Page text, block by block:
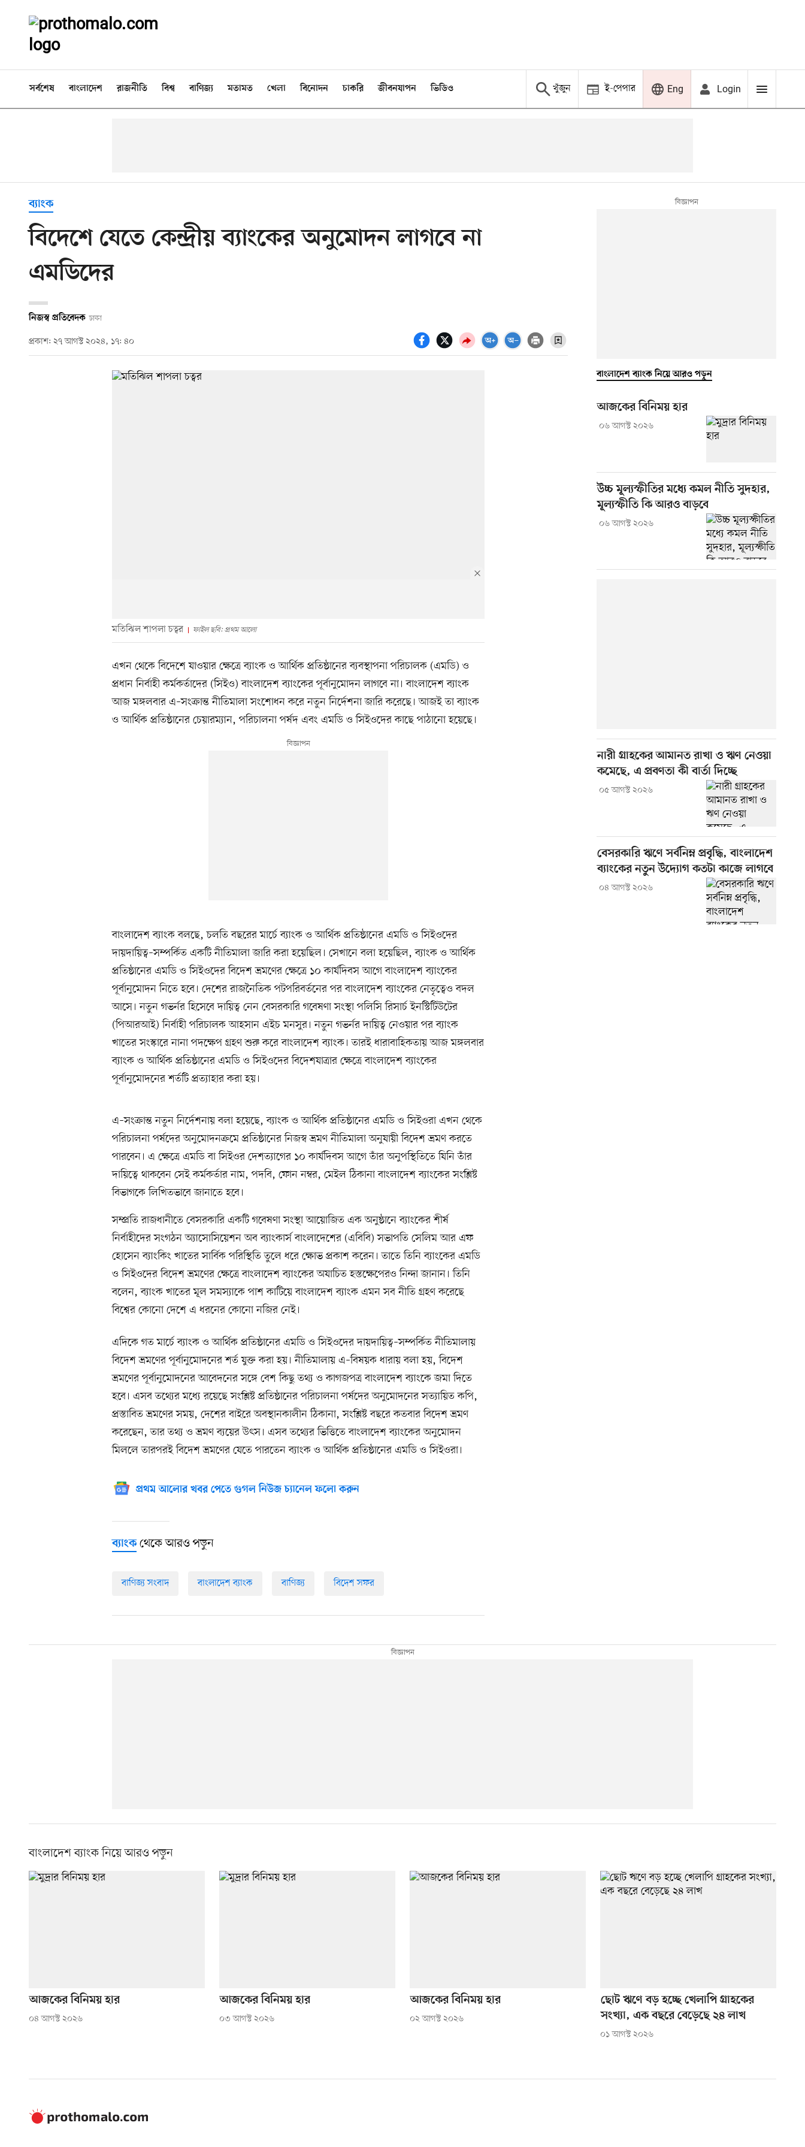
সর্বশেষ বাংলাদেশ রাজনীতি বিশ্ব বাণিজ্য মতামত খেলা বিনোদন চাকরি জীবনযাপন ভিডিও খুঁজুন ই-পেপার Eng Login
ব্যাংক
বিদেশে যেতে কেন্দ্রীয় ব্যাংকের অনুমোদন লাগবে না
এমডিদের
নিজস্ব প্রতিবেদক ঢাকা
প্রকাশ: ২৭ আগস্ট ২০২৪, ১৭: ৪০
মতিঝিল শাপলা চত্বর ফাইল ছবি: প্রথম আলো
এখন থেকে বিদেশে যাওয়ার ক্ষেত্রে ব্যাংক ও আর্থিক প্রতিষ্ঠানের ব্যবস্থাপনা পরিচালক (এমডি) ও
প্রধান নির্বাহী কর্মকর্তাদের (সিইও) বাংলাদেশ ব্যাংকের পূর্বানুমোদন লাগবে না। বাংলাদেশ ব্যাংক
আজ মঙ্গলবার এ–সংক্রান্ত নীতিমালা সংশোধন করে নতুন নির্দেশনা জারি করেছে। আজই তা ব্যাংক
ও আর্থিক প্রতিষ্ঠানের চেয়ারম্যান, পরিচালনা পর্ষদ এবং এমডি ও সিইওদের কাছে পাঠানো হয়েছে।
বাংলাদেশ ব্যাংক বলছে, চলতি বছরের মার্চে ব্যাংক ও আর্থিক প্রতিষ্ঠানের এমডি ও সিইওদের
দায়দায়িত্ব–সম্পর্কিত একটি নীতিমালা জারি করা হয়েছিল। সেখানে বলা হয়েছিল, ব্যাংক ও আর্থিক
প্রতিষ্ঠানের এমডি ও সিইওদের বিদেশ ভ্রমণের ক্ষেত্রে ১০ কার্যদিবস আগে বাংলাদেশ ব্যাংকের
পূর্বানুমোদন নিতে হবে। দেশের রাজনৈতিক পটপরিবর্তনের পর বাংলাদেশ ব্যাংকের নেতৃত্বেও বদল
আসে। নতুন গভর্নর হিসেবে দায়িত্ব নেন বেসরকারি গবেষণা সংস্থা পলিসি রিসার্চ ইনস্টিটিউটের
(পিআরআই) নির্বাহী পরিচালক আহসান এইচ মনসুর। নতুন গভর্নর দায়িত্ব নেওয়ার পর ব্যাংক
খাতের সংস্কারে নানা পদক্ষেপ গ্রহণ শুরু করে বাংলাদেশ ব্যাংক। তারই ধারাবাহিকতায় আজ মঙ্গলবার
ব্যাংক ও আর্থিক প্রতিষ্ঠানের এমডি ও সিইওদের বিদেশযাত্রার ক্ষেত্রে বাংলাদেশ ব্যাংকের
পূর্বানুমোদনের শর্তটি প্রত্যাহার করা হয়।
এ–সংক্রান্ত নতুন নির্দেশনায় বলা হয়েছে, ব্যাংক ও আর্থিক প্রতিষ্ঠানের এমডি ও সিইওরা এখন থেকে
পরিচালনা পর্ষদের অনুমোদনক্রমে প্রতিষ্ঠানের নিজস্ব ভ্রমণ নীতিমালা অনুযায়ী বিদেশ ভ্রমণ করতে
পারবেন। এ ক্ষেত্রে এমডি বা সিইওর দেশত্যাগের ১০ কার্যদিবস আগে তাঁর অনুপস্থিতিতে যিনি তাঁর
দায়িত্বে থাকবেন সেই কর্মকর্তার নাম, পদবি, ফোন নম্বর, মেইল ঠিকানা বাংলাদেশ ব্যাংকের সংশ্লিষ্ট
বিভাগকে লিখিতভাবে জানাতে হবে।
সম্প্রতি রাজধানীতে বেসরকারি একটি গবেষণা সংস্থা আয়োজিত এক অনুষ্ঠানে ব্যাংকের শীর্ষ
নির্বাহীদের সংগঠন অ্যাসোসিয়েশন অব ব্যাংকার্স বাংলাদেশের (এবিবি) সভাপতি সেলিম আর এফ
হোসেন ব্যাংকিং খাতের সার্বিক পরিস্থিতি তুলে ধরে ক্ষোভ প্রকাশ করেন। তাতে তিনি ব্যাংকের এমডি
ও সিইওদের বিদেশ ভ্রমণের ক্ষেত্রে বাংলাদেশ ব্যাংকের অযাচিত হস্তক্ষেপেরও নিন্দা জানান। তিনি
বলেন, ব্যাংক খাতের মূল সমস্যাকে পাশ কাটিয়ে বাংলাদেশ ব্যাংক এমন সব নীতি গ্রহণ করেছে
বিশ্বের কোনো দেশে এ ধরনের কোনো নজির নেই।
এদিকে গত মার্চে ব্যাংক ও আর্থিক প্রতিষ্ঠানের এমডি ও সিইওদের দায়দায়িত্ব–সম্পর্কিত নীতিমালায়
বিদেশ ভ্রমণের পূর্বানুমোদনের শর্ত যুক্ত করা হয়। নীতিমালায় এ–বিষয়ক ধারায় বলা হয়, বিদেশ
ভ্রমণের পূর্বানুমোদনের আবেদনের সঙ্গে বেশ কিছু তথ্য ও কাগজপত্র বাংলাদেশ ব্যাংকে জমা দিতে
হবে। এসব তথ্যের মধ্যে রয়েছে সংশ্লিষ্ট প্রতিষ্ঠানের পরিচালনা পর্ষদের অনুমোদনের সত্যায়িত কপি,
প্রস্তাবিত ভ্রমণের সময়, দেশের বাইরে অবস্থানকালীন ঠিকানা, সংশ্লিষ্ট বছরে কতবার বিদেশ ভ্রমণ
করেছেন, তার তথ্য ও ভ্রমণ ব্যয়ের উৎস। এসব তথ্যের ভিত্তিতে বাংলাদেশ ব্যাংকের অনুমোদন
মিললে তারপরই বিদেশ ভ্রমণের যেতে পারতেন ব্যাংক ও আর্থিক প্রতিষ্ঠানের এমডি ও সিইওরা।
প্রথম আলোর খবর পেতে গুগল নিউজ চ্যানেল ফলো করুন
ব্যাংকথেকে আরও পড়ুন
বাণিজ্য সংবাদ বাংলাদেশ ব্যাংক বাণিজ্য বিদেশ সফর
বাংলাদেশ ব্যাংক নিয়ে আরও পড়ুন
আজকের বিনিময় হার
০৬ আগস্ট ২০২৬
উচ্চ মূল্যস্ফীতির মধ্যে কমল নীতি সুদহার,
মূল্যস্ফীতি কি আরও বাড়বে
০৬ আগস্ট ২০২৬
নারী গ্রাহকের আমানত রাখা ও ঋণ নেওয়া
কমেছে, এ প্রবণতা কী বার্তা দিচ্ছে
০৫ আগস্ট ২০২৬
বেসরকারি ঋণে সর্বনিম্ন প্রবৃদ্ধি, বাংলাদেশ
ব্যাংকের নতুন উদ্যোগ কতটা কাজে লাগবে
০৪ আগস্ট ২০২৬
বাংলাদেশ ব্যাংক নিয়ে আরও পড়ুন
আজকের বিনিময় হার
০৪ আগস্ট ২০২৬
আজকের বিনিময় হার
০৩ আগস্ট ২০২৬
আজকের বিনিময় হার
০২ আগস্ট ২০২৬
ছোট ঋণে বড় হচ্ছে খেলাপি গ্রাহকের
সংখ্যা, এক বছরে বেড়েছে ২৪ লাখ
০১ আগস্ট ২০২৬